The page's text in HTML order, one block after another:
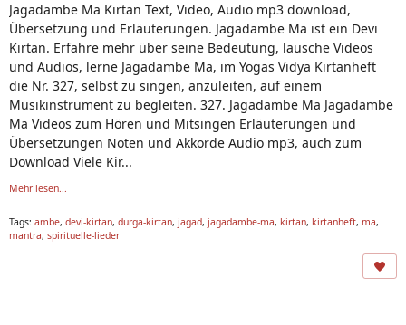
Jagadambe Ma Kirtan Text, Video, Audio mp3 download,
Übersetzung und Erläuterungen. Jagadambe Ma ist ein Devi
Kirtan. Erfahre mehr über seine Bedeutung, lausche Videos
und Audios, lerne Jagadambe Ma, im Yogas Vidya Kirtanheft
die Nr. 327, selbst zu singen, anzuleiten, auf einem
Musikinstrument zu begleiten. 327. Jagadambe Ma Jagadambe
Ma Videos zum Hören und Mitsingen Erläuterungen und
Übersetzungen Noten und Akkorde Audio mp3, auch zum
Download Viele Kir...
Mehr lesen...
Tags: ambe, devi-kirtan, durga-kirtan, jagad, jagadambe-ma, kirtan, kirtanheft, ma,
mantra, spirituelle-lieder